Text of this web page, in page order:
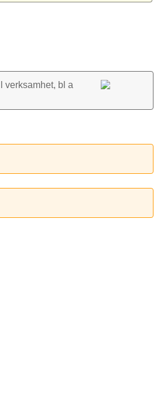
verk­samhet, bl a